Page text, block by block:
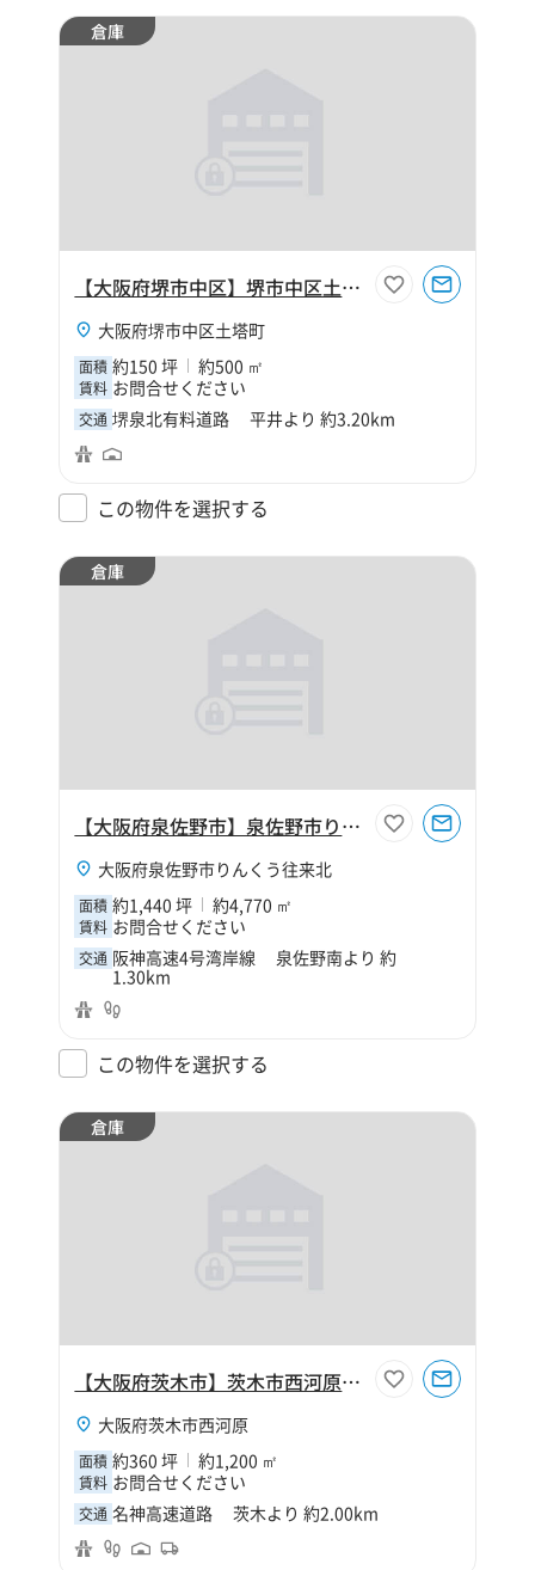
倉庫
【大阪府堺市中区】堺市中区土塔町150坪倉庫
大阪府堺市中区土塔町
面積 約150 坪 約500 ㎡
賃料 お問合せください
交通 堺泉北有料道路 平井より 約3.20km
この物件を選択する
倉庫
【大阪府泉佐野市】泉佐野市りんくう往来北1440坪倉庫
大阪府泉佐野市りんくう往来北
面積 約1,440 坪 約4,770 ㎡
賃料 お問合せください
交通 阪神高速4号湾岸線 泉佐野南より 約
1.30km
この物件を選択する
倉庫
【大阪府茨木市】茨木市西河原2丁目360坪倉庫
大阪府茨木市西河原
面積 約360 坪 約1,200 ㎡
賃料 お問合せください
交通 名神高速道路 茨木より 約2.00km